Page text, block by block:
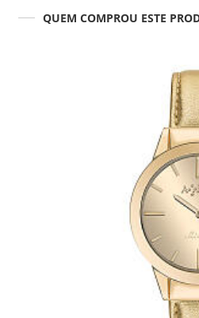
QUEM COMPROU ESTE